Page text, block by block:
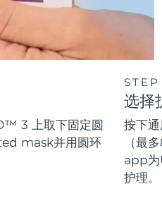
3 上取下固定圆
mask并用圆环
选择
按下
（最
app
护理。